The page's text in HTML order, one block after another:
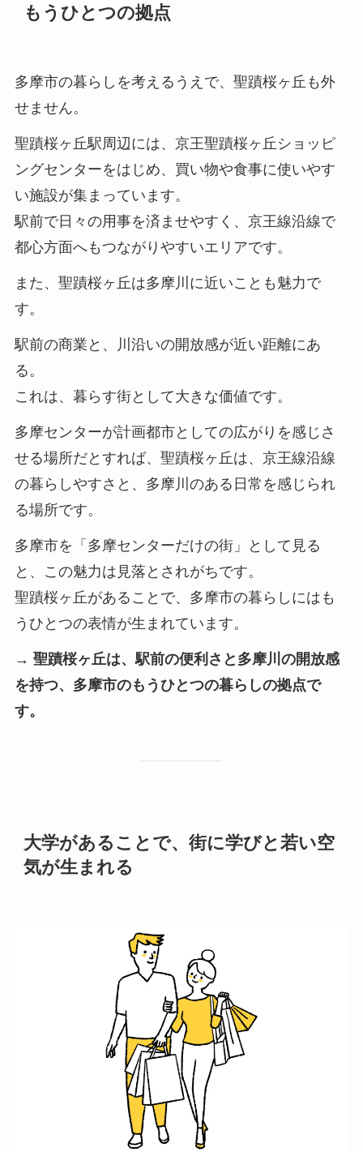
もうひとつの拠点
多摩市の暮らしを考えるうえで、聖蹟桜ヶ丘も外
せません。
聖蹟桜ヶ丘駅周辺には、京王聖蹟桜ヶ丘ショッピ
ングセンターをはじめ、買い物や食事に使いやす
い施設が集まっています。
駅前で日々の用事を済ませやすく、京王線沿線で
都心方面へもつながりやすいエリアです。
また、聖蹟桜ヶ丘は多摩川に近いことも魅力で
す。
駅前の商業と、川沿いの開放感が近い距離にあ
る。
これは、暮らす街として大きな価値です。
多摩センターが計画都市としての広がりを感じさ
せる場所だとすれば、聖蹟桜ヶ丘は、京王線沿線
の暮らしやすさと、多摩川のある日常を感じられ
る場所です。
多摩市を「多摩センターだけの街」として見る
と、この魅力は見落とされがちです。
聖蹟桜ヶ丘があることで、多摩市の暮らしにはも
うひとつの表情が生まれています。
→ 聖蹟桜ヶ丘は、駅前の便利さと多摩川の開放感
を持つ、多摩市のもうひとつの暮らしの拠点で
す。
大学があることで、街に学びと若い空
気が生まれる